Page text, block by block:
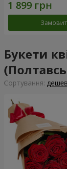
Букети
Сортування: